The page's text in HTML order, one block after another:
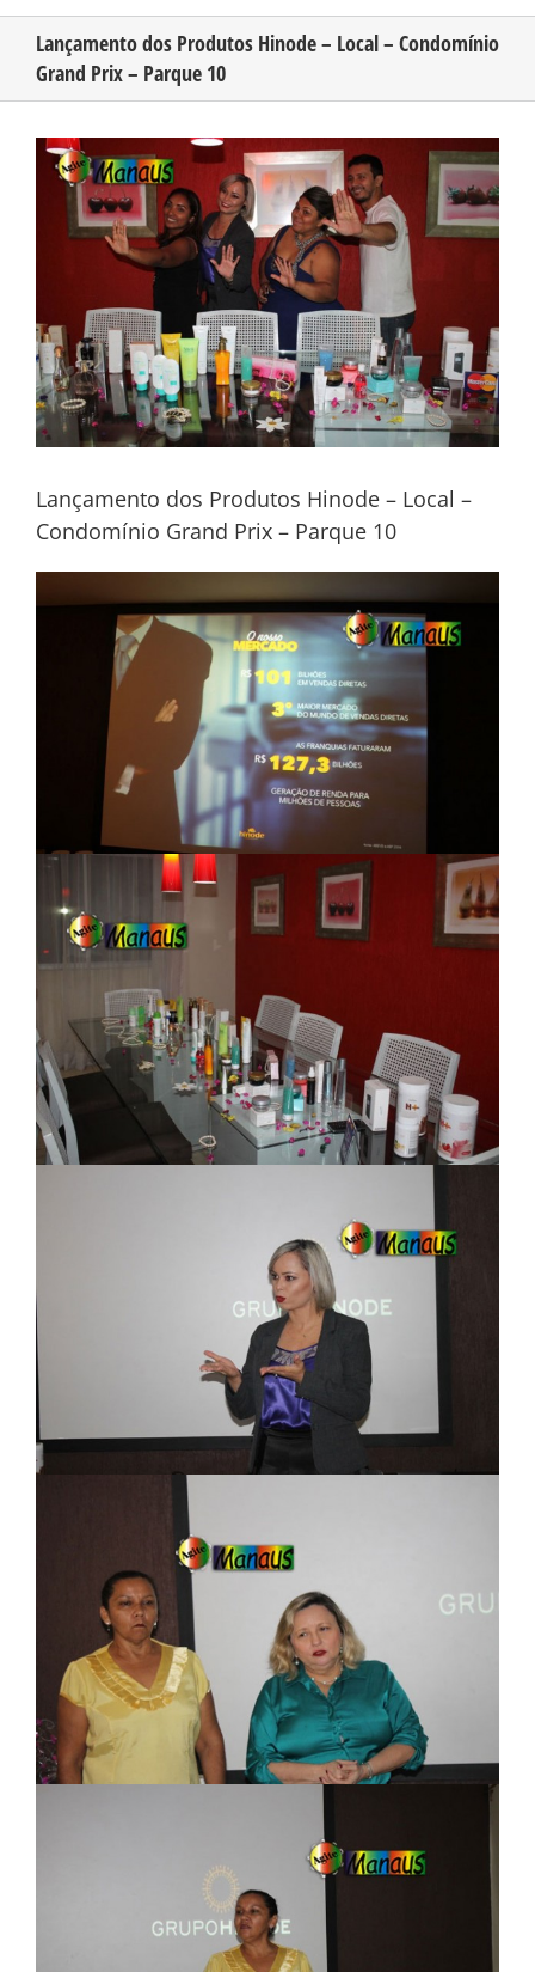
CONHEÇA O AMAZONAS
PUBLICIDADE
CONTATO
Lançamento dos Produtos Hinode – Local – Condomínio
Grand Prix – Parque 10
View
Larger
Image
Lançamento dos Produtos Hinode – Local –
Condomínio Grand Prix – Parque 10